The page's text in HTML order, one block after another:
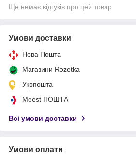
Ще немає відгуків про цей товар
Умови доставки
Нова Пошта
Магазини Rozetka
Укрпошта
Meest ПОШТА
Всі умови доставки
Умови оплати